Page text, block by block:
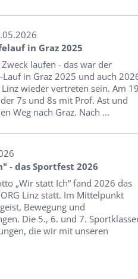
in Graz 2025
laufen - das war der
in Graz 2025 und auch
wieder vertreten sein. Am
7s und 8s mit Prof. Ast und
Weg nach Graz. Nach ...
- das Sportfest 2026
„Wir statt Ich“ fand 2026 das
Linz statt. Im Mittelpunkt
Bewegung und
Die 5., 6. und 7.
die wir mit unseren